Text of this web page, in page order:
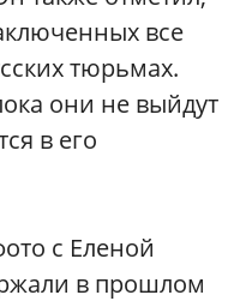
все
тюрьмах.
они не выйдут
в его
с Еленой
в прошлом